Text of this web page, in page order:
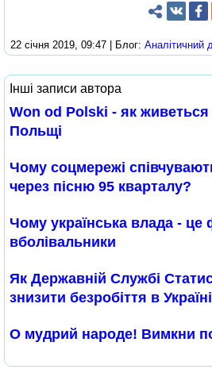
22 січня 2019, 09:47 | Блог: Аналітичний
Інші записи автора
Won od Polski - як живеться
Польщі
Чому соцмережі
через пісню 95 кварталу?
Чому українська влада - це
вболівальники
Як Державній Службі
знизити безробіття в Україні
О мудрий народе! Вимкни